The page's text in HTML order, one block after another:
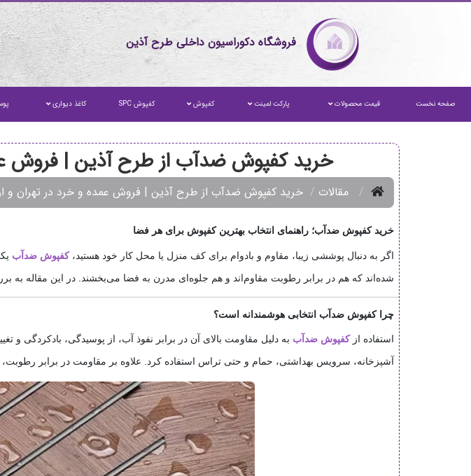
فروشگاه دکوراسیون داخلی طرح آذین
صفحه نخست قیمت محصولات پارکت لمینت کفپوش کفپوش SPC کاغذ دیواری
خرید کفپوش ضدآب از طرح آذین | فروش
مقالات خرید کفپوش ضدآب از طرح آذین | فروش عمده و خرد در تهران و
خرید کفپوش ضدآب؛ راهنمای انتخاب بهترین کفپوش برای هر فضا
اگر به دنبال پوششی زیبا، مقاوم و بادوام برای کف منزل یا محل کار خود هستید،کفپوش ضدآب
شده‌اند که هم در برابر رطوبت مقاوم‌اند و هم جلوه‌ای مدرن به فضا می‌بخشند. در این مقاله به
چرا کفپوش ضدآب انتخابی هوشمندانه است؟
استفاده ازکفپوش ضدآب به دلیل مقاومت بالای آن در برابر نفوذ آب، از پوسیدگی، بادکردگی
آشپزخانه، سرویس بهداشتی، حمام و حتی تراس استفاده کرد. علاوه بر مقاومت در برابر